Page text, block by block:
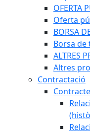
OFERTA
Oferta
BORSA
Borsa de
ALTRES
Altres
Contractació